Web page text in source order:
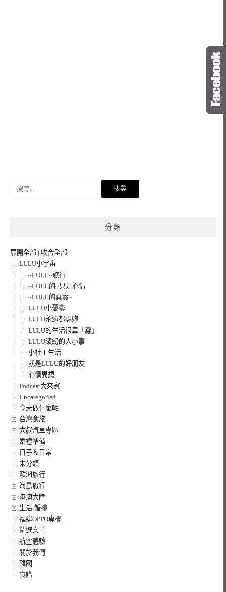
分類
展開全部 | 收合全部
LULU小宇宙
~LULU~旅行
~LULU的~只是心情
~LULU的真實~
LULU小憂鬱
LULU永遠都想妳
LULU的生活很單「蠢」
LULU繽紛的大小事
小社工生活
就是LULU的好朋友
心情異想
Podcast大來賓
Uncategoried
今天做什麼呢
台灣食旅
大叔汽車專區
婚禮準備
日子＆日常
未分類
歐洲旅行
海島旅行
港澳大陸
生活·婚禮
福建OPPO專欄
精選文章
航空體驗
關於我們
韓國
食譜